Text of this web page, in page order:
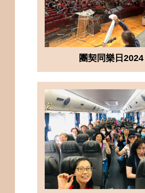
團契同樂日2024